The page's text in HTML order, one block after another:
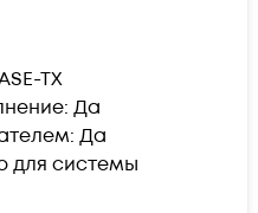
TX
Да
Да
для системы